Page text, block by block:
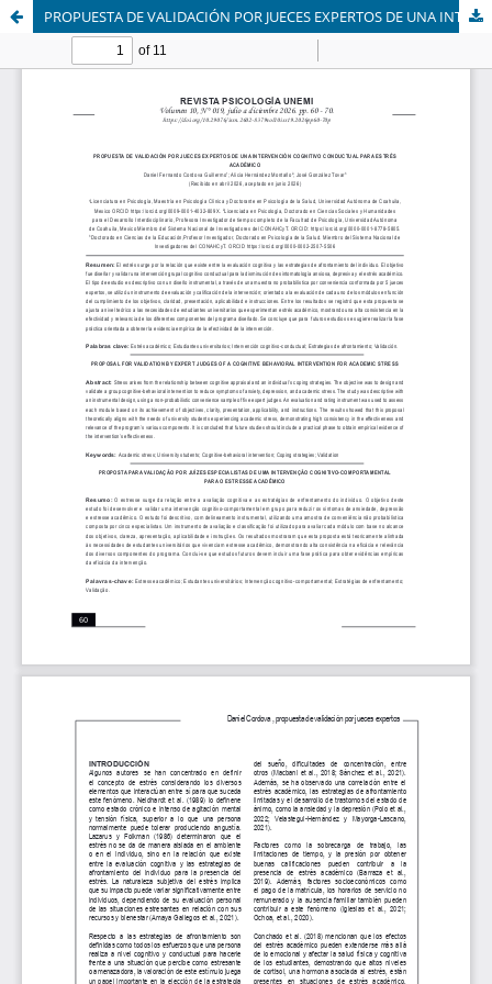
PROPUESTA DE VALIDACIÓN POR JUECES EXPERTOS DE UNA INTERVENCIÓN COGNITIVO CONDUCTUAL PARA ESTRÉS ACADÉMICO